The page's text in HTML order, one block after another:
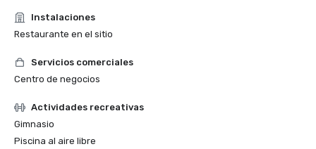
Instalaciones
Restaurante en el sitio
Servicios comerciales
Centro de negocios
Actividades recreativas
Gimnasio
Piscina al aire libre